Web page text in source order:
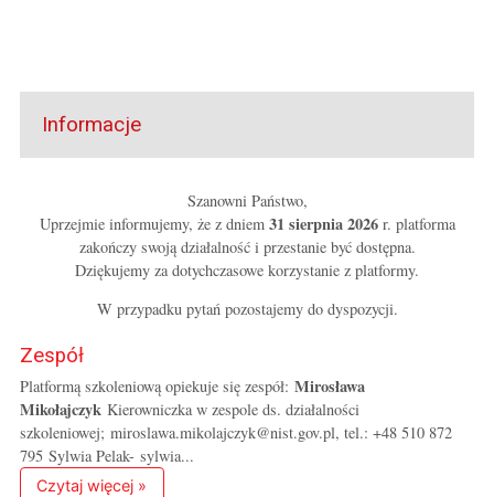
Informacje
Szanowni Państwo,
Uprzejmie informujemy, że z dniem 31 sierpnia 2026r. platforma
zakończy swoją działalność i przestanie być dostępna.
Dziękujemy za dotychczasowe korzystanie z platformy.
W przypadku pytań pozostajemy do dyspozycji.
Zespół
Platformą szkoleniową opiekuje się zespół: Mirosława
MikołajczykKierowniczka w zespole ds. działalności
szkoleniowej; miroslawa.mikolajczyk@nist.gov.pl, tel.: +48 510 872
795 Sylwia Pelak- sylwia...
Czytaj więcej »